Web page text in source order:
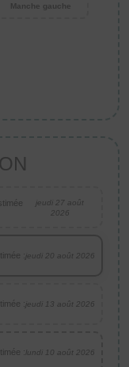
Manche gauche
jeudi 27 août
2026
:jeudi 20 août 2026
:jeudi 13 août 2026
:lundi 10 août 2026